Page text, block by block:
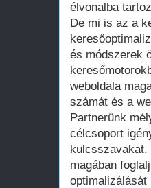
élvonalba
De mi is az a
és módszerek
weboldala
számát és a
Partnerünk
célcsoport
kulcsszavakat.
magában
optimalizálását